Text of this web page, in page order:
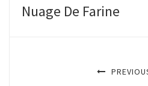
Nuage De Farine